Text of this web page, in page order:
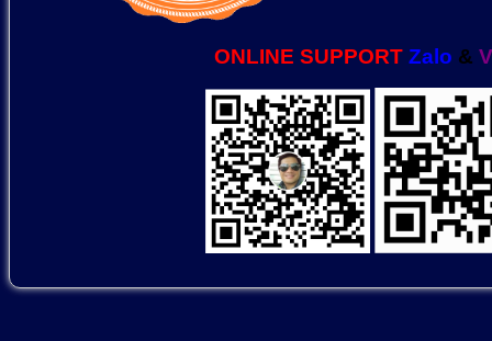
ONLINE SUPPORT Zalo &